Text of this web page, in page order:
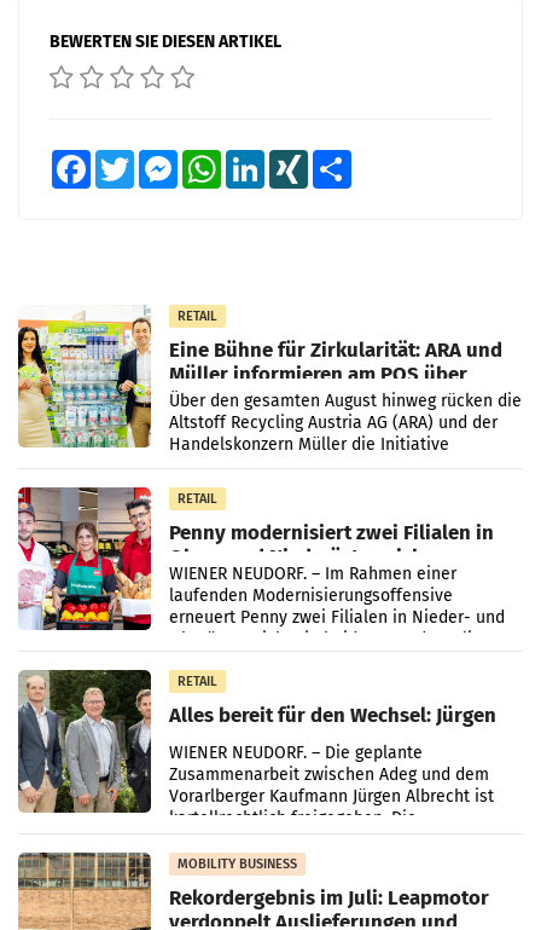
BEWERTEN SIE DIESEN ARTIKEL
FacebookTwitter MessengerWhatsAppLinkedInXING
RETAIL
Eine Bühne für Zirkularität: ARA und
Müller informieren am POS über
Kreislauffähigkeit
Über den gesamten August hinweg rücken die
Altstoff Recycling Austria AG (ARA) und der
Handelskonzern Müller die Initiative
„Kreislauf-Helden“ in allen österreichischen
Müller-Filialen
RETAIL
Penny modernisiert zwei Filialen in
Ober- und Niederösterreich
WIENER NEUDORF. – Im Rahmen einer
laufenden Modernisierungsoffensive
erneuert Penny zwei Filialen in Nieder- und
Oberösterreich. Die beiden Standorte liegen
RETAIL
Alles bereit für den Wechsel: Jürgen
Albrecht setzt ab 1.1.2027 auf Adeg
WIENER NEUDORF. – Die geplante
Zusammenarbeit zwischen Adeg und dem
Vorarlberger Kaufmann Jürgen Albrecht ist
kartellrechtlich freigegeben: Die
Bundeswettbewerbsbehörde und der
Bundeskartellanwalt
MOBILITY BUSINESS
Rekordergebnis im Juli: Leapmotor
verdoppelt Auslieferungen und